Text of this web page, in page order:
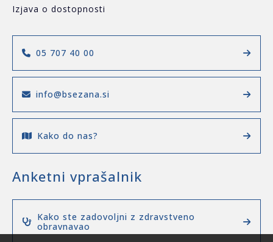
Izjava o dostopnosti
05 707 40 00
info@bsezana.si
Kako do nas?
Anketni vprašalnik
Kako ste zadovoljni z zdravstveno
obravnavao